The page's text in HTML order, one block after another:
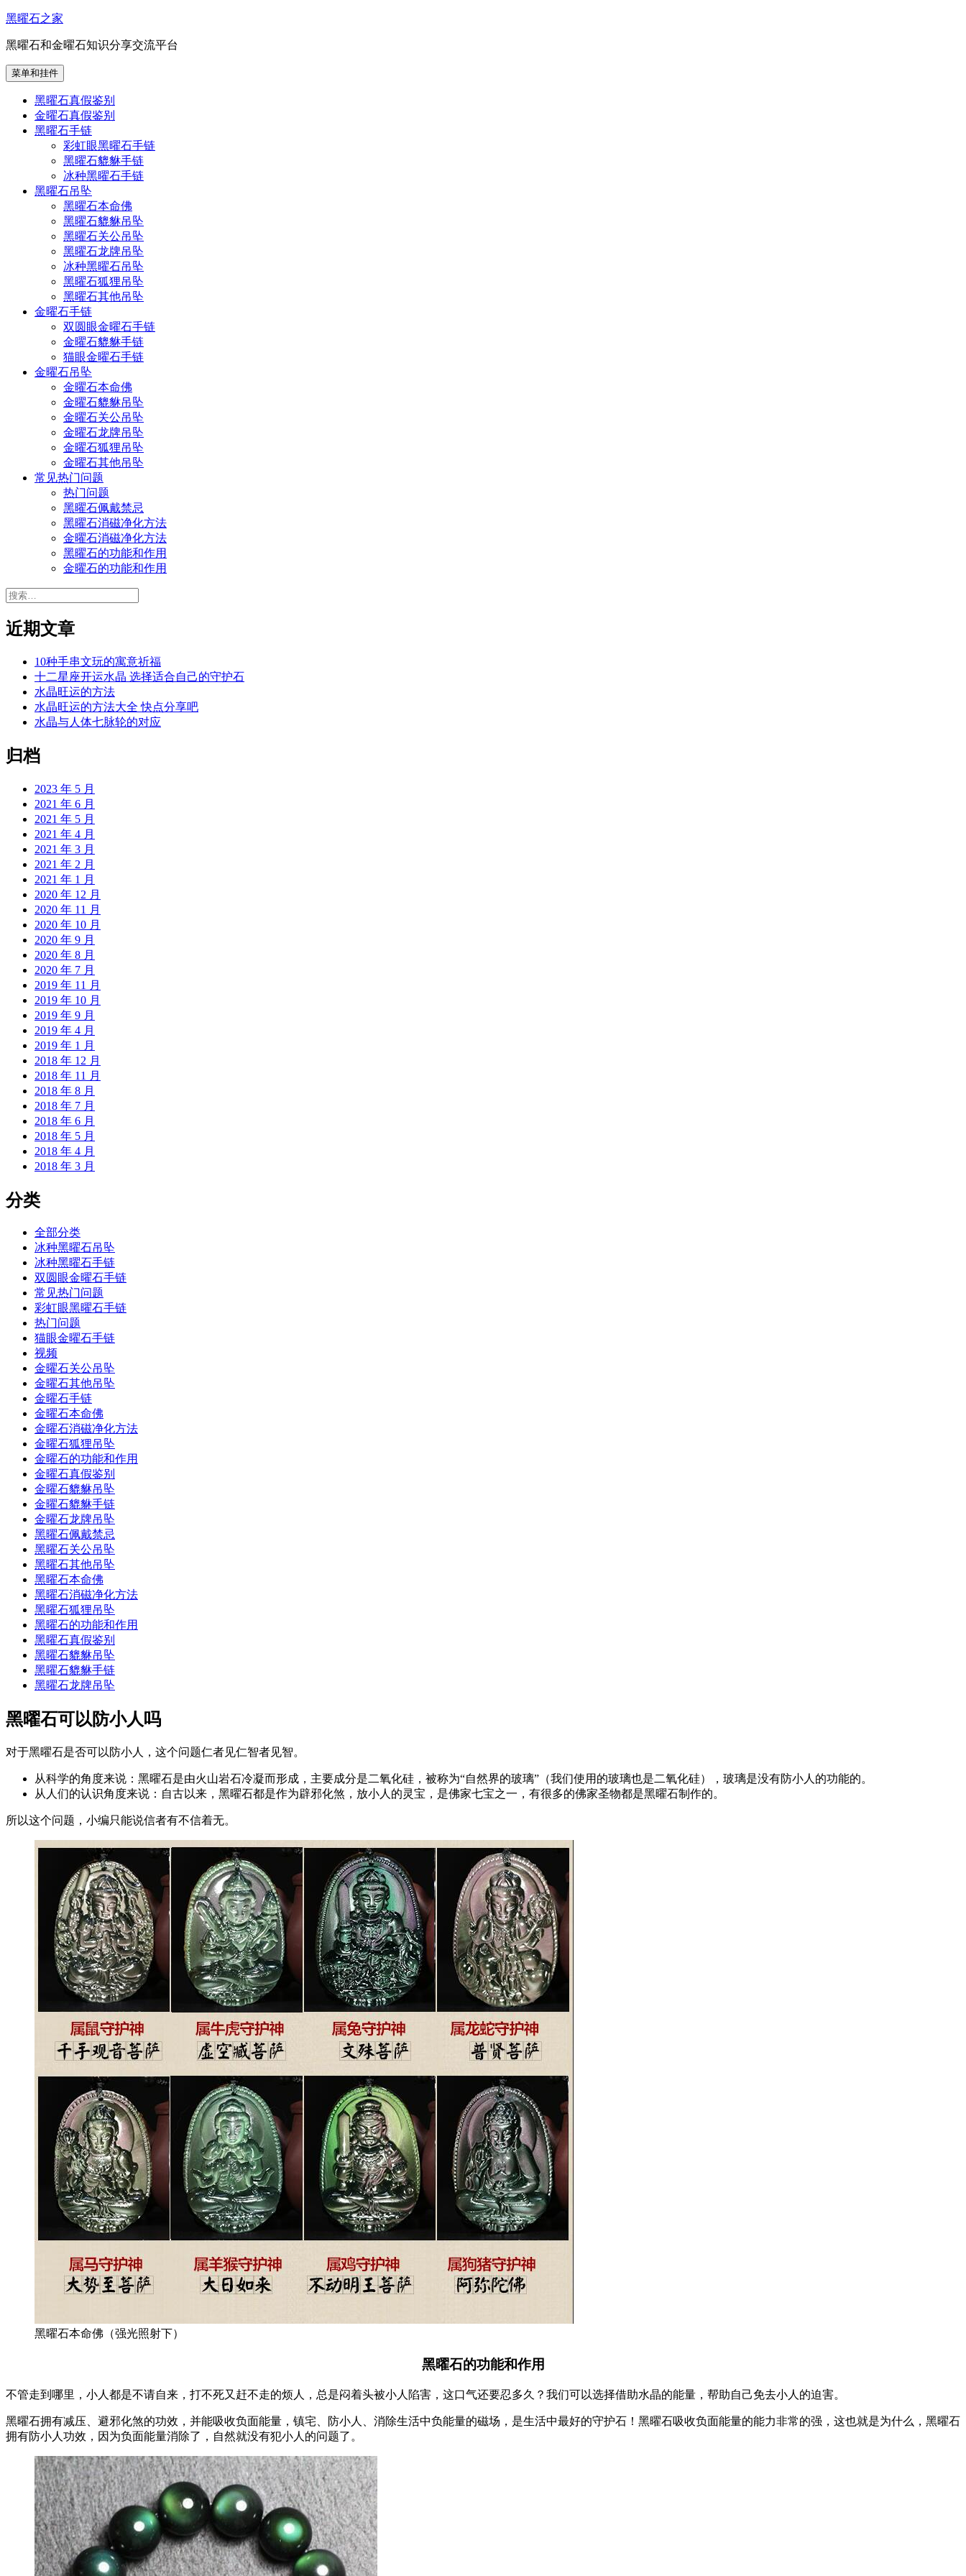
跳
内
容
黑曜石之家
黑曜石和金曜石知识分享交流平台
菜单和挂件
黑曜石真假鉴别
金曜石真假鉴别
黑曜石手链
彩虹眼黑曜石手链
黑曜石貔貅手链
冰种黑曜石手链
黑曜石吊坠
黑曜石本命佛
黑曜石貔貅吊坠
黑曜石关公吊坠
黑曜石龙牌吊坠
冰种黑曜石吊坠
黑曜石狐狸吊坠
黑曜石其他吊坠
金曜石手链
双圆眼金曜石手链
金曜石貔貅手链
猫眼金曜石手链
金曜石吊坠
金曜石本命佛
金曜石貔貅吊坠
金曜石关公吊坠
金曜石龙牌吊坠
金曜石狐狸吊坠
金曜石其他吊坠
常见热门问题
热门问题
黑曜石佩戴禁忌
黑曜石消磁净化方法
金曜石消磁净化方法
黑曜石的功能和作用
金曜石的功能和作用
搜
近期文章
10种手串文玩的寓意祈福
十二星座开运水晶 选择适合自己的守护石
水晶旺运的方法
水晶旺运的方法大全 快点分享吧
水晶与人体七脉轮的对应
归档
2023 年 5 月
2021 年 6 月
2021 年 5 月
2021 年 4 月
2021 年 3 月
2021 年 2 月
2021 年 1 月
2020 年 12 月
2020 年 11 月
2020 年 10 月
2020 年 9 月
2020 年 8 月
2020 年 7 月
2019 年 11 月
2019 年 10 月
2019 年 9 月
2019 年 4 月
2019 年 1 月
2018 年 12 月
2018 年 11 月
2018 年 8 月
2018 年 7 月
2018 年 6 月
2018 年 5 月
2018 年 4 月
2018 年 3 月
分类
全部分类
冰种黑曜石吊坠
冰种黑曜石手链
双圆眼金曜石手链
常见热门问题
彩虹眼黑曜石手链
热门问题
猫眼金曜石手链
视频
金曜石关公吊坠
金曜石其他吊坠
金曜石手链
金曜石本命佛
金曜石消磁净化方法
金曜石狐狸吊坠
金曜石的功能和作用
金曜石真假鉴别
金曜石貔貅吊坠
金曜石貔貅手链
金曜石龙牌吊坠
黑曜石佩戴禁忌
黑曜石关公吊坠
黑曜石其他吊坠
黑曜石本命佛
黑曜石消磁净化方法
黑曜石狐狸吊坠
黑曜石的功能和作用
黑曜石真假鉴别
黑曜石貔貅吊坠
黑曜石貔貅手链
黑曜石龙牌吊坠
黑曜石可以防小人吗
对于黑曜石是否可以防小人，这个问题仁者见仁智者见智。
从科学的角度来说：黑曜石是由火山岩石冷凝而形成，主要成分是二氧化硅，被称为“自然界的玻璃”（我们使用的玻璃也是二氧化硅），玻璃是没有防小人的功能的。
从人们的认识角度来说：自古以来，黑曜石都是作为辟邪化煞，放小人的灵宝，是佛家七宝之一，有很多的佛家圣物都是黑曜石制作的。
所以这个问题，小编只能说信者有不信着无。
黑曜石本命佛（强光照射下）
黑曜石的功能和作用
不管走到哪里，小人都是不请自来，打不死又赶不走的烦人，总是闷着头被小人陷害，这口气还要忍多久？我们可以选择借助水晶的能量，帮助自己免去小人的迫害。
黑曜石拥有减压、避邪化煞的功效，并能吸收负面能量，镇宅、防小人、消除生活中负能量的磁场，是生活中最好的守护石！黑曜石吸收负面能量的能力非常的强，这也就是为什么，黑曜石
拥有防小人功效，因为负面能量消除了，自然就没有犯小人的问题了。